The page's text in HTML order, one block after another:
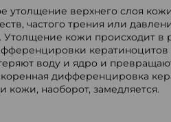
утолщение верхнего слоя
частого трения или
кожи происходит в
воду и ядро и
дифференцировка
кожи, наоборот, замедляется.